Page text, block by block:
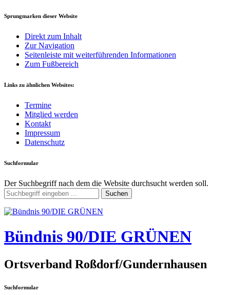
Sprungmarken dieser Website
Direkt zum Inhalt
Zur Navigation
Seitenleiste mit weiterführenden Informationen
Zum Fußbereich
Links zu ähnlichen Websites:
Termine
Mitglied werden
Kontakt
Impressum
Datenschutz
Suchformular
Der Suchbegriff nach dem die Website durchsucht werden soll.
Suchen
Bündnis 90/DIE GRÜNEN
Ortsverband Roßdorf/Gundernhausen
Suchformular